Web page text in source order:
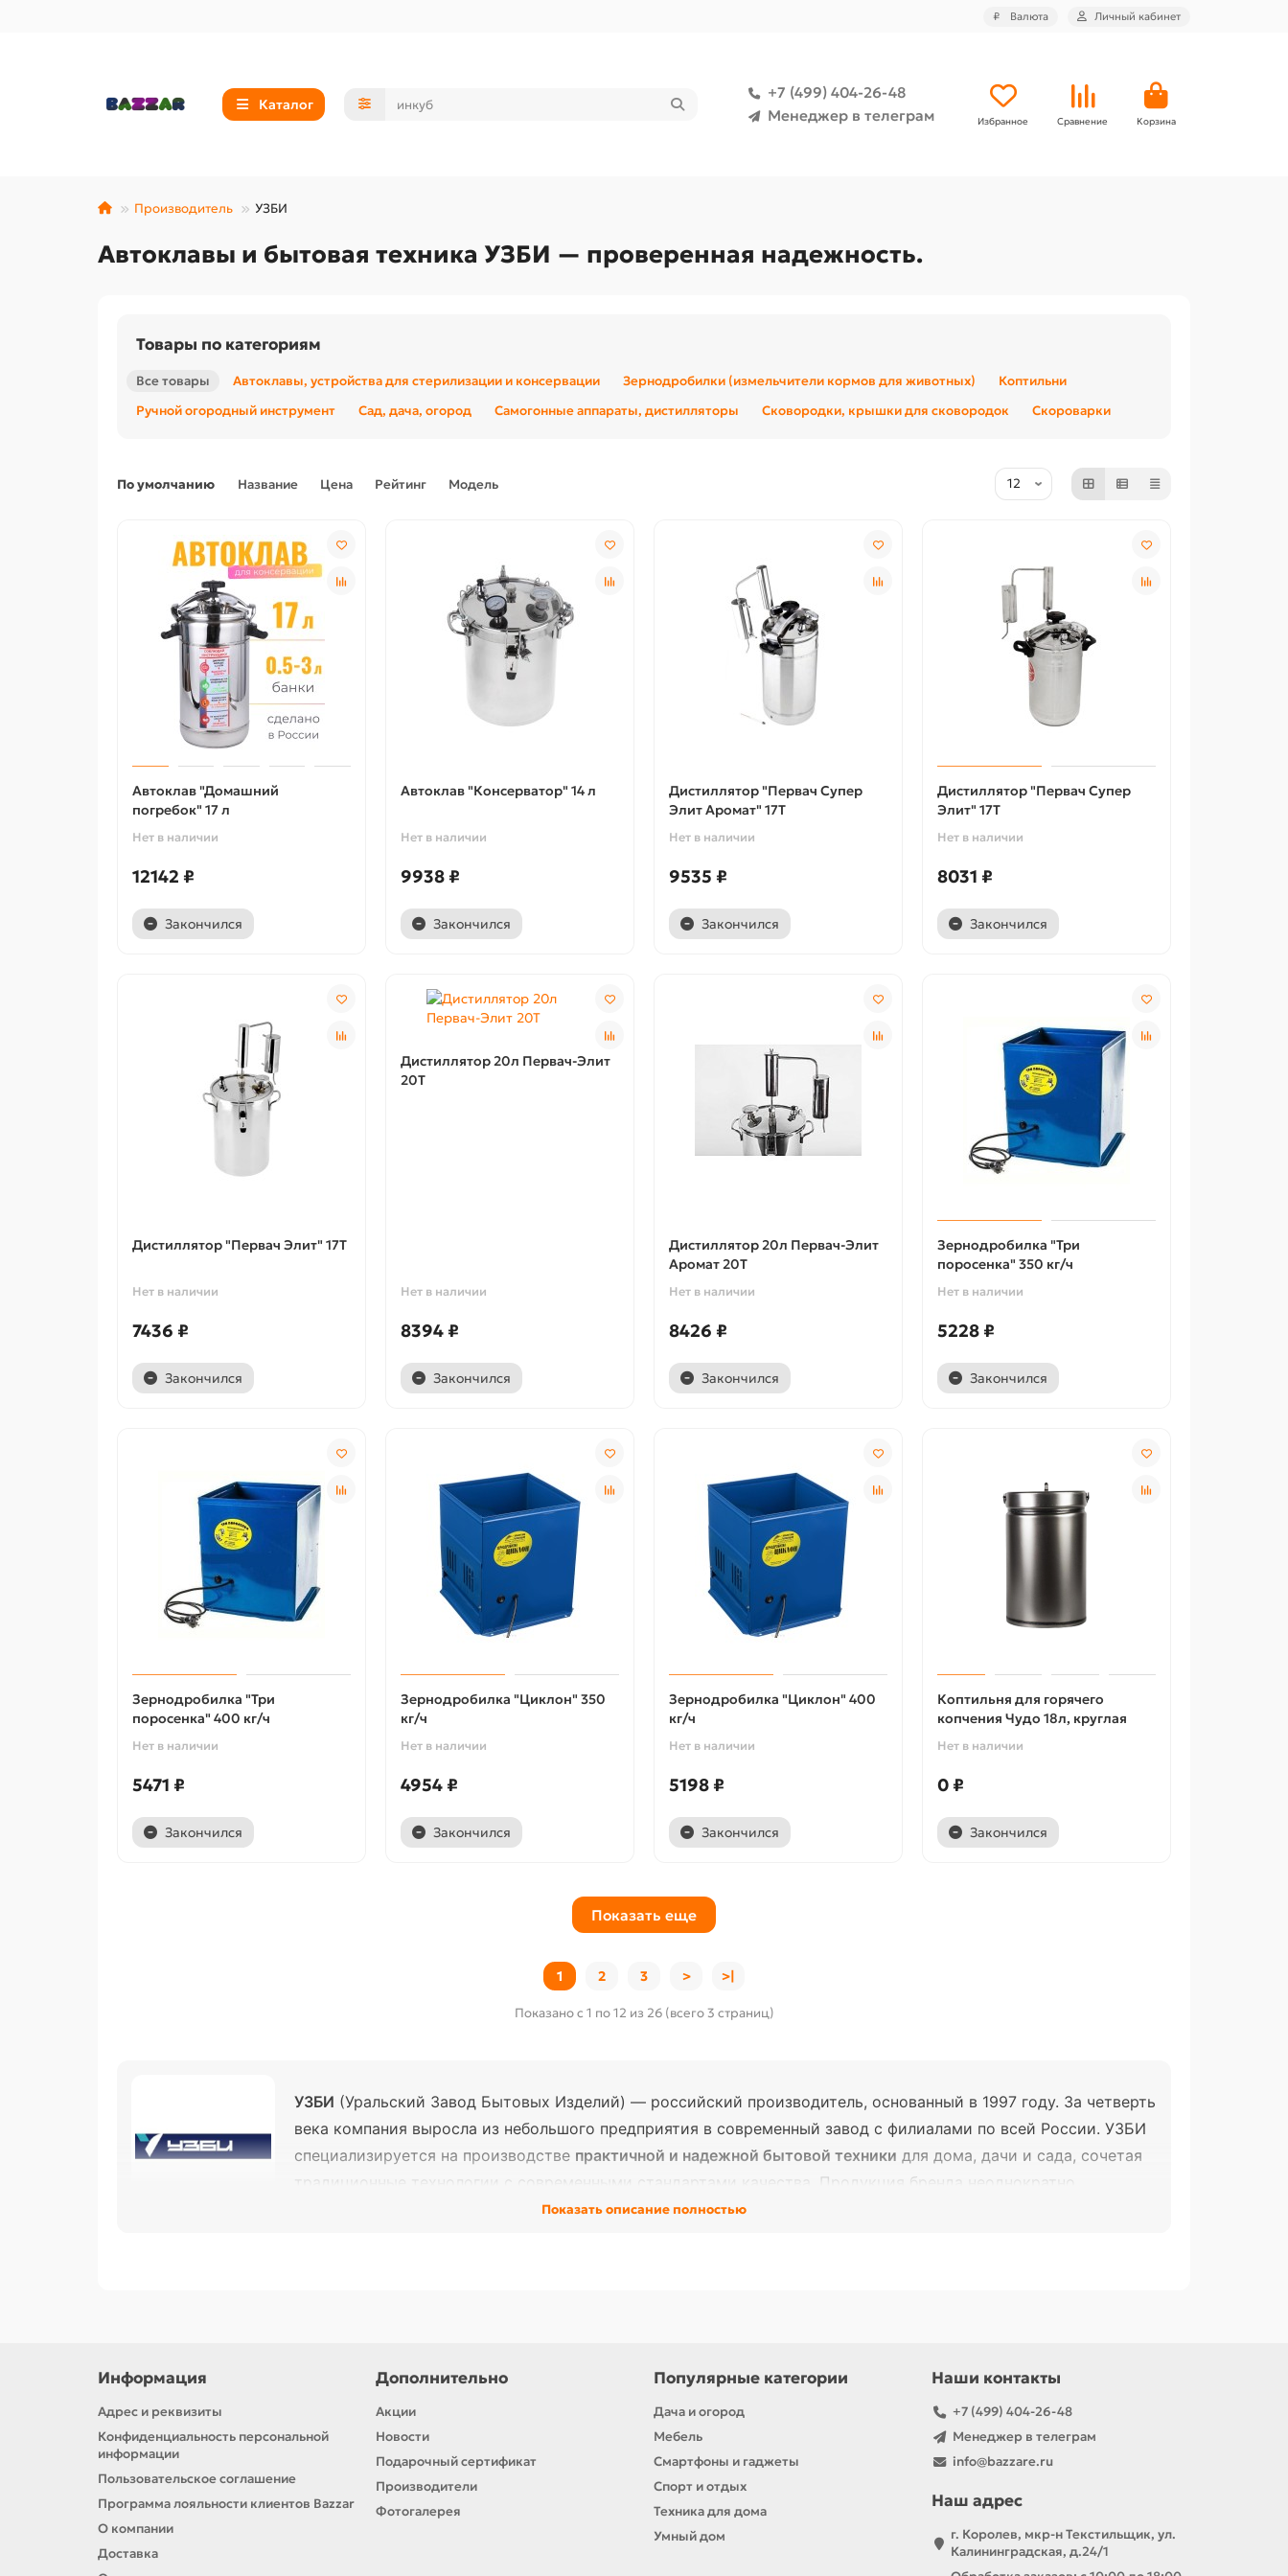
₽ Валюта Личный кабинет
Каталог
+7 (499) 404-26-48
Менеджер в телеграм
Избранное Сравнение Корзина
Производитель УЗБИ
Автоклавы и бытовая техника УЗБИ — проверенная надежность.
Товары по категориям
Все товары Автоклавы, устройства для стерилизации и консервации Зернодробилки (измельчители кормов для животных)
Коптильни
Ручной огородный инструмент
Сад, дача, огород Самогонные аппараты, дистилляторы Сковородки, крышки для сковородок Скороварки
По умолчанию Название Цена Рейтинг Модель
Автоклав "Домашний
погребок" 17 л
Нет в наличии
12142 ₽
Закончился
Автоклав "Консерватор" 14 л
Нет в наличии
9938 ₽
Закончился
Дистиллятор "Первач Супер
Элит Аромат" 17Т
Нет в наличии
9535 ₽
Закончился
Дистиллятор "Первач Супер
Элит" 17Т
Нет в наличии
8031 ₽
Закончился
Дистиллятор "Первач Элит" 17Т
Нет в наличии
7436 ₽
Закончился
Дистиллятор 20л Первач-Элит
20Т
Нет в наличии
8394 ₽
Закончился
Дистиллятор 20л Первач-Элит
Аромат 20Т
Нет в наличии
8426 ₽
Закончился
Зернодробилка "Три
поросенка" 350 кг/ч
Нет в наличии
5228 ₽
Закончился
Зернодробилка "Три
поросенка" 400 кг/ч
Нет в наличии
5471 ₽
Закончился
Зернодробилка "Циклон" 350
кг/ч
Нет в наличии
4954 ₽
Закончился
Зернодробилка "Циклон" 400
кг/ч
Нет в наличии
5198 ₽
Закончился
Коптильня для горячего
копчения Чудо 18л, круглая
Нет в наличии
0 ₽
Закончился
Показать еще
1 2 3 > >|
Показано с 1 по 12 из 26 (всего 3 страниц)
УЗБИ (Уральский Завод Бытовых Изделий) — российский производитель, основанный в 1997 году. За четверть
века компания выросла из небольшого предприятия в современный завод с филиалами по всей России. УЗБИ
специализируется на производстве практичной и надежной бытовой техники для дома, дачи и сада, сочетая
традиционные технологии с современными стандартами качества. Продукция бренда неоднократно
отмечалась наградами на международных выставках.
Дистилляторы
— для производства домашних напитков
УЗБИ — это проверенное российское качество широкий ассортимент
товаров для дома. Бренд продолжает развиваться,
оставаясь верным своей миссии — предлагать покупателям надежную технику по доступным ценам.
УЗБИ — сделано на Урале с заботой о вас!
Показать описание полностью
Информация
Адрес и реквизиты
Конфиденциальность персональной
информации
Пользовательское соглашение
Программа лояльности клиентов Bazzar
О компании
Доставка
Дополнительно
Акции
Новости
Подарочный сертификат
Производители
Фотогалерея
Популярные категории
Дача и огород
Мебель
Смартфоны и гаджеты
Спорт и отдых
Техника для дома
Умный дом
Наши контакты
+7 (499) 404-26-48
Менеджер в телеграм
info@bazzare.ru
Наш адрес
г. Королев, мкр-н Текстильщик, ул.
Калининградская, д.24/1